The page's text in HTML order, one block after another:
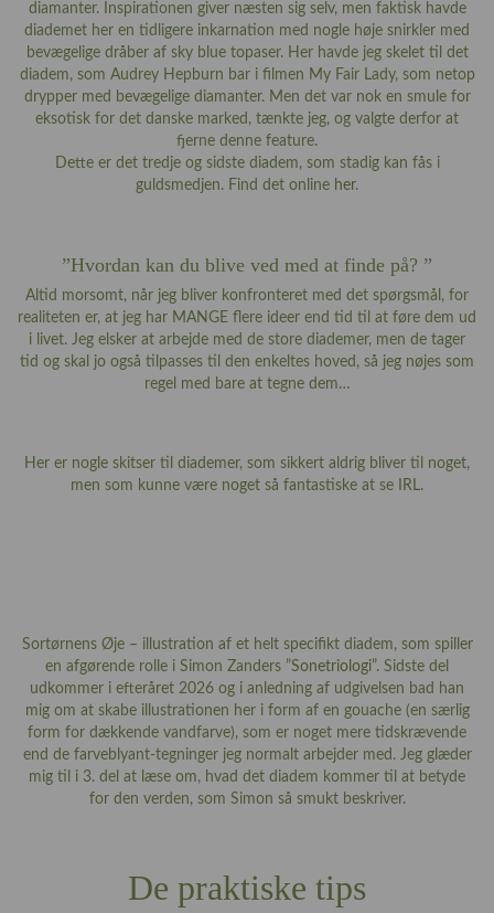
diamanter. Inspirationen giver næsten sig selv, men faktisk havde
diademet her en tidligere inkarnation med nogle høje snirkler med
bevægelige dråber af sky blue topaser. Her havde jeg skelet til det
diadem, som Audrey Hepburn bar i filmen My Fair Lady, som netop
drypper med bevægelige diamanter. Men det var nok en smule for
eksotisk for det danske marked, tænkte jeg, og valgte derfor at
fjerne denne feature.
Dette er det tredje og sidste diadem, som stadig kan fås i
guldsmedjen. Find det online her.
”Hvordan kan du blive ved med at finde på? ”
Altid morsomt, når jeg bliver konfronteret med det spørgsmål, for
realiteten er, at jeg har MANGE flere ideer end tid til at føre dem ud
i livet. Jeg elsker at arbejde med de store diademer, men de tager
tid og skal jo også tilpasses til den enkeltes hoved, så jeg nøjes som
regel med bare at tegne dem…
Her er nogle skitser til diademer, som sikkert aldrig bliver til noget,
men som kunne være noget så fantastiske at se IRL.
Sortørnens Øje – illustration af et helt specifikt diadem, som spiller
en afgørende rolle i Simon Zanders ”Sonetriologi”. Sidste del
udkommer i efteråret 2026 og i anledning af udgivelsen bad han
mig om at skabe illustrationen her i form af en gouache (en særlig
form for dækkende vandfarve), som er noget mere tidskrævende
end de farveblyant-tegninger jeg normalt arbejder med. Jeg glæder
mig til i 3. del at læse om, hvad det diadem kommer til at betyde
for den verden, som Simon så smukt beskriver.
De praktiske tips